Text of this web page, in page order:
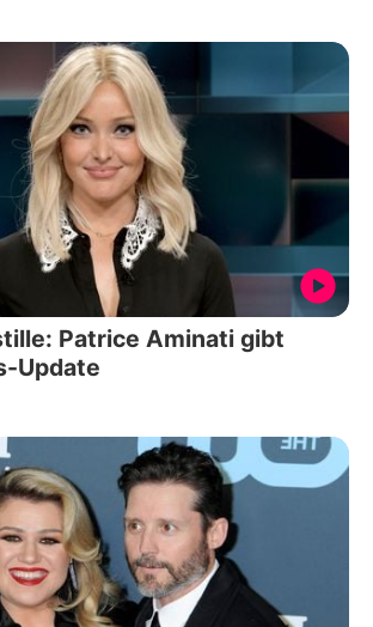
Patrice Aminati gibt
Update